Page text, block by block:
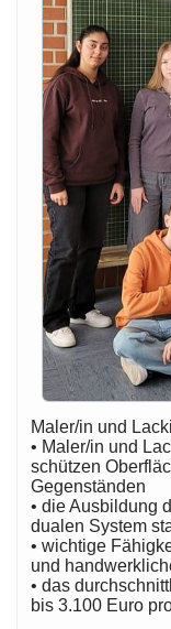
Maler/in und
• Maler/in und
schützen
Gegenständen
• die Ausbildung
dualen System
• wichtige
und
• das
bis 3.100 Euro